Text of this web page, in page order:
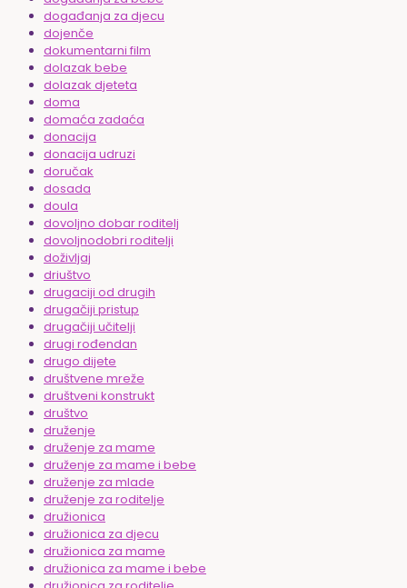
događanja za djecu
dojenče
dokumentarni film
dolazak bebe
dolazak djeteta
doma
domaća zadaća
donacija
donacija udruzi
doručak
dosada
doula
dovoljno dobar roditelj
dovoljnodobri roditelji
doživljaj
driuštvo
drugaciji od drugih
drugačiji pristup
drugačiji učitelji
drugi rođendan
drugo dijete
društvene mreže
društveni konstrukt
društvo
druženje
druženje za mame
druženje za mame i bebe
druženje za mlade
druženje za roditelje
družionica
družionica za djecu
družionica za mame
družionica za mame i bebe